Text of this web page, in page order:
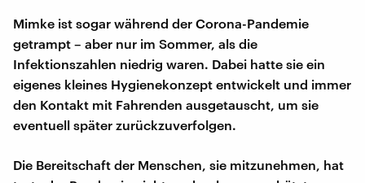
Mimke ist sogar während der Corona-Pandemie
getrampt – aber nur im Sommer, als die
Infektionszahlen niedrig waren. Dabei hatte sie ein
eigenes kleines Hygienekonzept entwickelt und immer
den Kontakt mit Fahrenden ausgetauscht, um sie
eventuell später zurückzuverfolgen.
Die Bereitschaft der Menschen, sie mitzunehmen, hat